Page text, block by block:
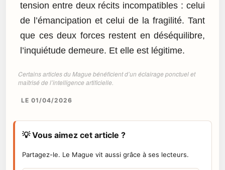
tension entre deux récits incompatibles : celui
de l’émancipation et celui de la fragilité. Tant
que ces deux forces restent en déséquilibre,
l’inquiétude demeure. Et elle est légitime.
Certains articles du Mague bénéficient d’un éclairage ponctuel et
maîtrisé de l’intelligence artificielle.
LE 01/04/2026
💡 Vous aimez cet article ?
Partagez-le. Le Mague vit aussi grâce à ses lecteurs.